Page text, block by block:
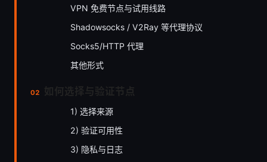
VPN 免费节点与试用线路
Shadowsocks / V2Ray 等代理协议
Socks5/HTTP 代理
其他形式
1) 选择来源
2) 验证可用性
3) 隐私与日志